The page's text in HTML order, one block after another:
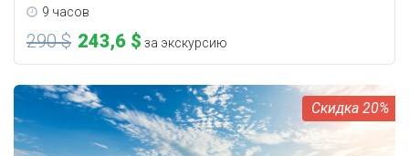
9 часов
290 $ 243,6 $ за экскурсию
20%